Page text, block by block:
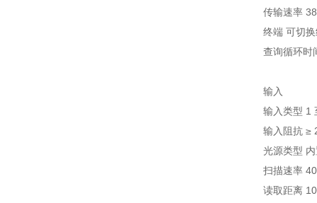
传输速率
终端 可切
查询循环时
输入
输入类型 1
输入阻抗 ≥
光源类型 内
扫描速率
读取距离